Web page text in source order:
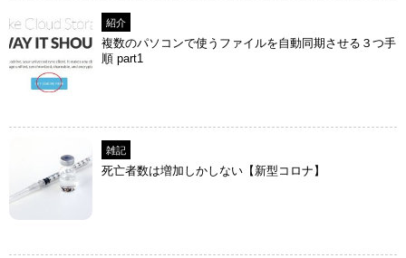
紹介
複数のパソコンで使うファイルを自動同期させる３つ手
順 part1
雑記
死亡者数は増加しかしない【新型コロナ】